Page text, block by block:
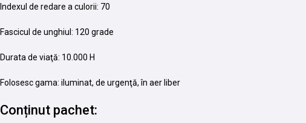
Indexul de redare a culorii: 70
Fascicul de unghiul: 120 grade
Durata de viaţă: 10.000 H
Folosesc gama: iluminat, de urgenţă, în aer liber
Conținut pachet: